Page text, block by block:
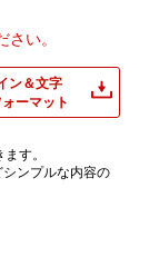
い。
ン＆文字
ーマット
す。
ンプルな内容の